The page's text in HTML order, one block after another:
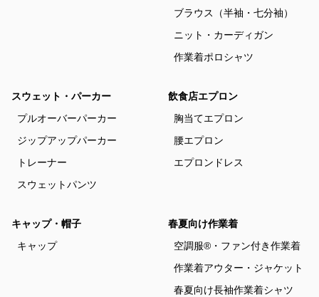
ブラウス（半袖・七分袖）
ニット・カーディガン
作業着ポロシャツ
スウェット・パーカー
プルオーバーパーカー
ジップアップパーカー
トレーナー
スウェットパンツ
飲食店エプロン
胸当てエプロン
腰エプロン
エプロンドレス
キャップ・帽子
キャップ
春夏向け作業着
空調服®・ファン付き作業着
作業着アウター・ジャケット
春夏向け長袖作業着シャツ